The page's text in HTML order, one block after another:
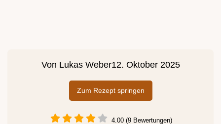
Von Lukas Weber12. Oktober 2025
Zum Rezept springen
4.00 (9 Bewertungen)